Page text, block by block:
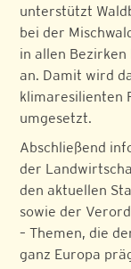
unterstützt
bei der
in allen
an. Damit wird
klimaresilienten
umgesetzt.
Abschließend
der
den aktuellen
sowie der
– Themen, die
ganz Europa